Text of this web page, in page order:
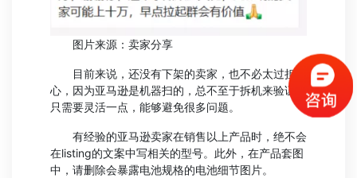
图片来源：卖家分享
目前来说，还没有下架的卖家，也不必太过担
心，因为亚马逊是机器扫的，总不至于拆机来验证，
只需要灵活一点，能够避免很多问题。
有经验的亚马逊卖家在销售以上产品时，绝不会
在listing的文案中写相关的型号。此外，在产品套图
中，请删除会暴露电池规格的电池细节图片。